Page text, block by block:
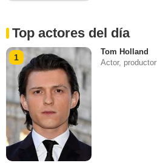
Top actores del día
1
Tom Holland
Actor, productor